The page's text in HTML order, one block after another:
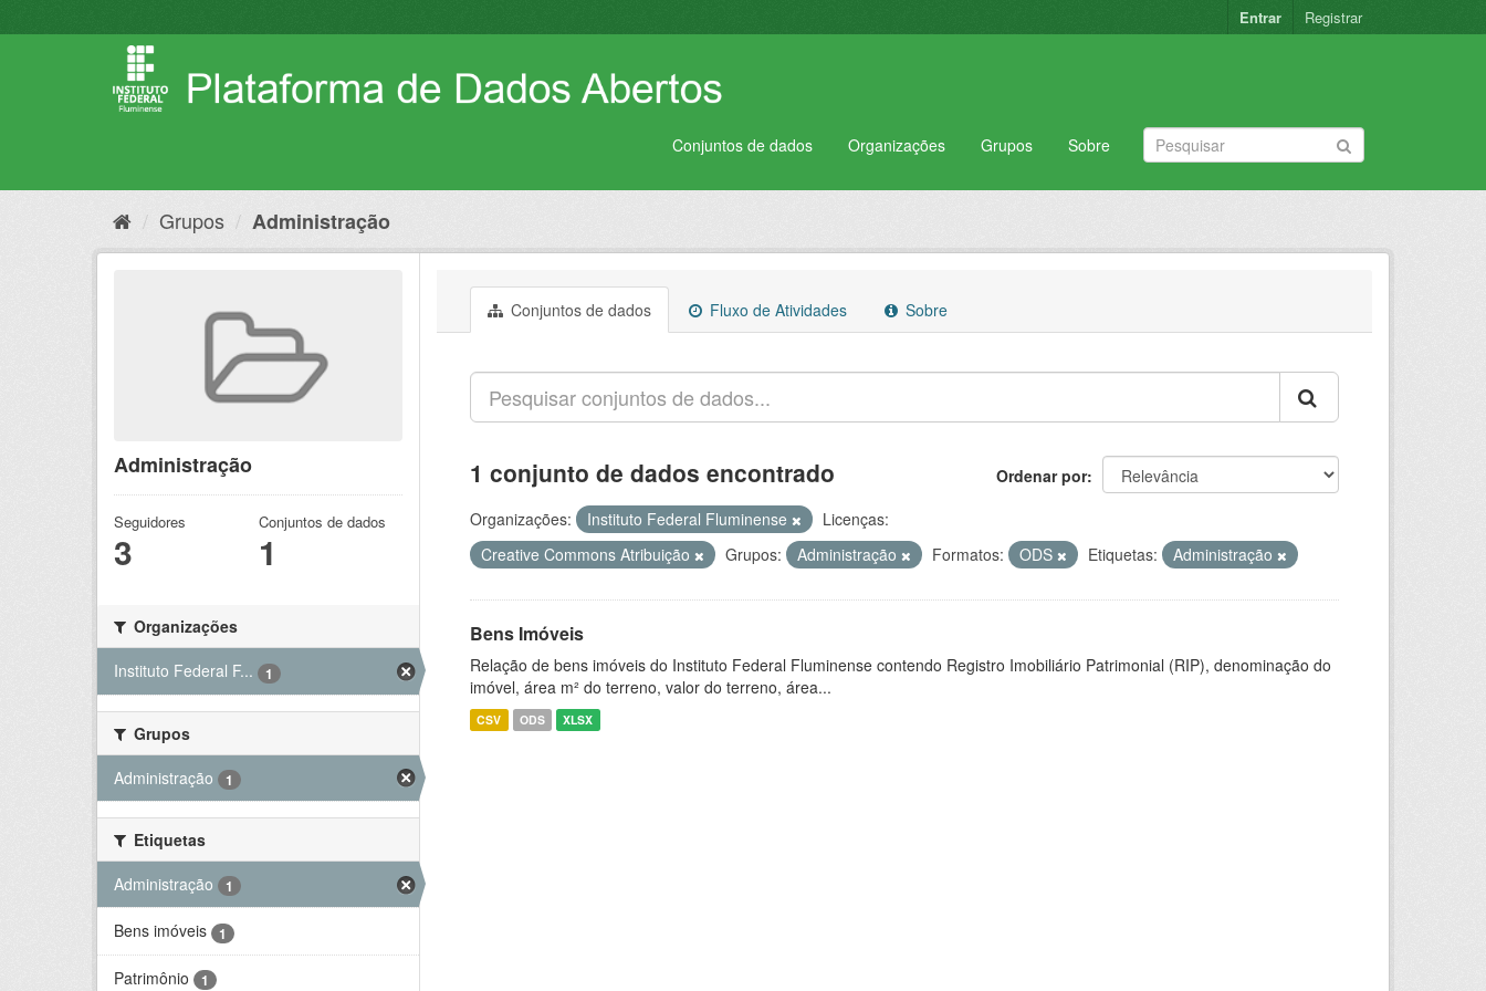
para
Entrar Registrar
Conjuntos de dados Organizações Grupos Sobre
Grupos Administração
Administração
Seguidores
3
Conjuntos de dados
1
Organizações
Instituto Federal F...
1
Grupos
Administração
1
Etiquetas
Administração
1
Bens imóveis 1
Patrimônio 1
Conjuntos de dados Fluxo de Atividades Sobre
Ordenar por
1 conjunto de dados encontrado
Organizações: Instituto Federal Fluminense
Licenças:
Creative Commons Atribuição
Grupos: Administração Formatos: ODS Etiquetas: Administração
Bens Imóveis
Relação de bens imóveis do Instituto Federal Fluminense contendo Registro Imobiliário Patrimonial (RIP), denominação do
imóvel, área m² do terreno, valor do terreno, área...
CSV ODS XLSX